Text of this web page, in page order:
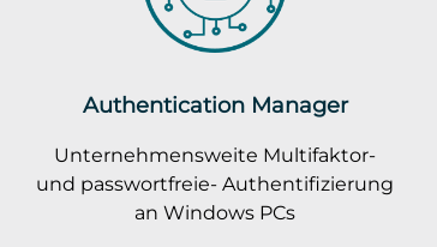
Authentication Manager
Unternehmensweite Multifaktor-
und passwortfreie- Authentifizierung
an Windows PCs